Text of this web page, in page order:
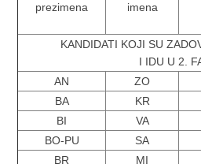
prezimena
imena
KANDIDATI KOJI SU
I IDU U 2.
AN
ZO
BA
KR
BI
VA
BO-PU
SA
BR
MI